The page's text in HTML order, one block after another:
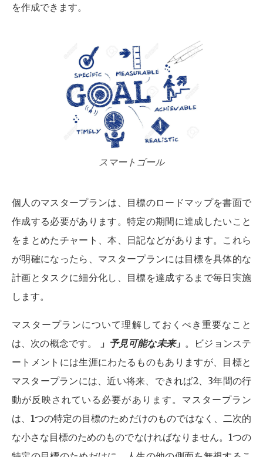
を作成できます。
スマートゴール
個人のマスタープランは、目標のロードマップを書面で
作成する必要があります。特定の期間に達成したいこと
をまとめたチャート、本、日記などがあります。これら
が明確になったら、マスタープランには目標を具体的な
計画とタスクに細分化し、目標を達成するまで毎日実施
します。
マスタープランについて理解しておくべき重要なこと
は、次の概念です。
」 予見可能な未来」 。ビジョンステ
ートメントには生涯にわたるものもありますが、目標と
マスタープランには、近い将来、できれば2、3年間の行
動が反映されている必要があります。マスタープラン
は、1つの特定の目標のためだけのものではなく、二次的
な小さな目標のためのものでなければなりません。1つの